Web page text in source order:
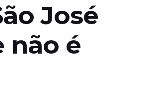
José
não é